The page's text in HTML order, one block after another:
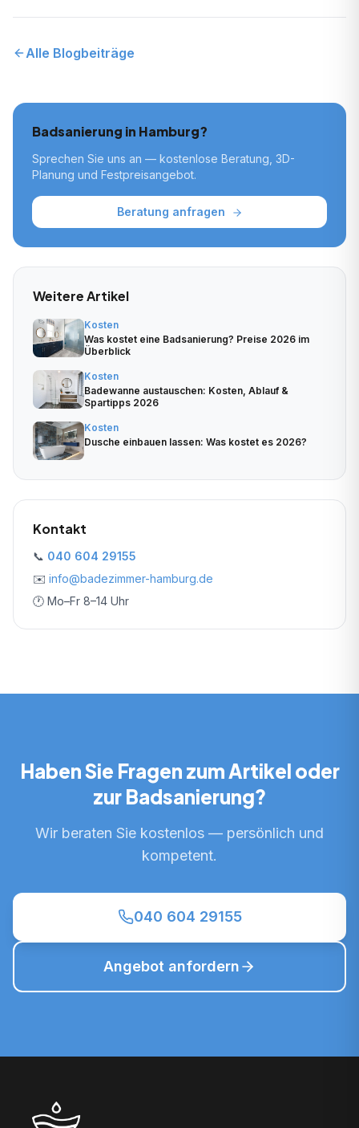
Alle Blogbeiträge
Badsanierung in Hamburg?
Sprechen Sie uns an — kostenlose Beratung, 3D-
Planung und Festpreisangebot.
Beratung anfragen
Weitere Artikel
Kosten
Was kostet eine Badsanierung? Preise 2026 im
Überblick
Kosten
Badewanne austauschen: Kosten, Ablauf &
Spartipps 2026
Kosten
Dusche einbauen lassen: Was kostet es 2026?
Kontakt
📞 040 604 29155
✉️ info@badezimmer-hamburg.de
🕐 Mo–Fr 8–14 Uhr
Haben Sie Fragen zum Artikel oder
zur Badsanierung?
Wir beraten Sie kostenlos — persönlich und
kompetent.
040 604 29155
Angebot anfordern